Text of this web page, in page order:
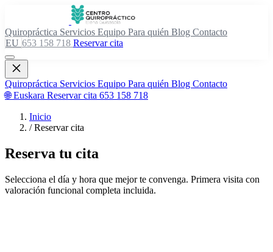
Quiropráctica Servicios Equipo Para quién Blog Contacto
EU 653 158 718 Reservar cita
Quiropráctica Servicios Equipo Para quién Blog Contacto
🌐 Euskara Reservar cita 653 158 718
Inicio
/ Reservar cita
Reserva tu cita
Selecciona el día y hora que mejor te convenga. Primera visita con
valoración funcional completa incluida.